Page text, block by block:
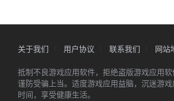
关于我们 用户协议 联系我们 网站
抵制不良游戏应用软件，拒绝盗版游戏应用软
谨防受骗上当。适度游戏应用益脑，沉迷游
时间，享受健康生活。